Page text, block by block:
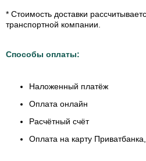
* Стоимость доставки
транспортной компании.
Способы оплаты:
Наложенный платёж
Оплата онлайн
Расчётный счёт
Оплата на карту